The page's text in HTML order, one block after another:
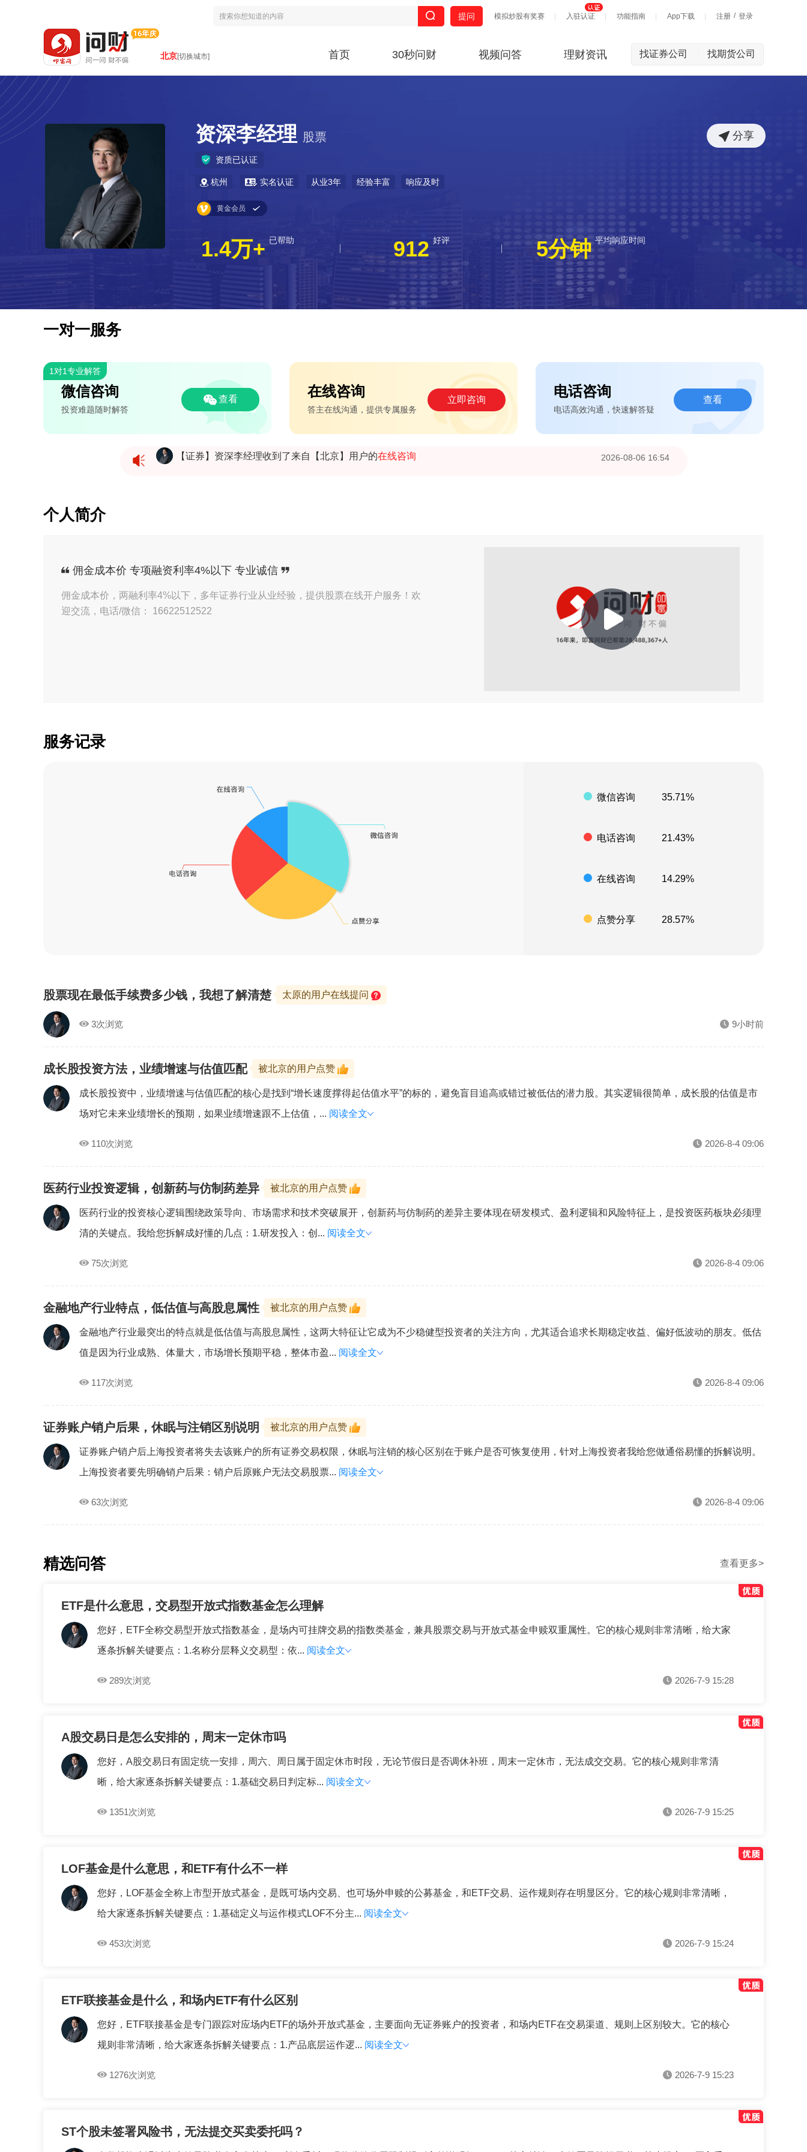
模拟炒股有奖赛 入驻认证 功能指南 App下载 注册 / 登录
提问
北京[切换城市] 首页 30秒问财 视频问答 理财资讯 找证券公司 找期货公司
资深李经理 股票
资质已认证
杭州 实名认证 从业3年 经验丰富 响应及时
黄金会员
1.4万+ 已帮助 912 好评 5分钟 平均响应时间
分享
一对一服务
1对1专业解答
微信咨询
投资难题随时解答
查看 在线咨询
答主在线沟通，提供专属服务
立即咨询
电话咨询
电话高效沟通，快速解答疑
查看
【证券】资深李经理收到了来自【北京】用户的在线咨询 2026-08-06 14:33
【证券】资深李经理收到了来自【北京】用户的 2026-08-05 17:29
2026-08-05 17:29
【证券】资深李经理收到了来自【北京】用户的 2026-08-06 16:54
个人简介
佣金成本价 专项融资利率4%以下 专业诚信
佣金成本价，两融利率4%以下，多年证券行业从业经验，提供股票在线开户服务！欢
迎交流，电话/微信： 16622512522
Play
服务记录
微信咨询 35.71%
电话咨询 21.43%
在线咨询 14.29%
点赞分享 28.57%
股票现在最低手续费多少钱，我想了解清楚 太原的用户在线提问
3次浏览 9小时前
成长股投资方法，业绩增速与估值匹配 被北京的用户点赞
成长股投资中，业绩增速与估值匹配的核心是找到“增长速度撑得起估值水平”的标的，避免盲目追高或错过被低估的潜力股。其实逻辑很简单，成长股的估值是市
场对它未来业绩增长的预期，如果业绩增速跟不上估值，... 阅读全文
110次浏览 2026-8-4 09:06
医药行业投资逻辑，创新药与仿制药差异 被北京的用户点赞
医药行业的投资核心逻辑围绕政策导向、市场需求和技术突破展开，创新药与仿制药的差异主要体现在研发模式、盈利逻辑和风险特征上，是投资医药板块必须理
清的关键点。我给您拆解成好懂的几点：1.研发投入：创... 阅读全文
75次浏览 2026-8-4 09:06
金融地产行业特点，低估值与高股息属性 被北京的用户点赞
金融地产行业最突出的特点就是低估值与高股息属性，这两大特征让它成为不少稳健型投资者的关注方向，尤其适合追求长期稳定收益、偏好低波动的朋友。低估
值是因为行业成熟、体量大，市场增长预期平稳，整体市盈... 阅读全文
117次浏览 2026-8-4 09:06
证券账户销户后果，休眠与注销区别说明 被北京的用户点赞
证券账户销户后上海投资者将失去该账户的所有证券交易权限，休眠与注销的核心区别在于账户是否可恢复使用，针对上海投资者我给您做通俗易懂的拆解说明。
上海投资者要先明确销户后果：销户后原账户无法交易股票... 阅读全文
63次浏览 2026-8-4 09:06
精选问答 查看更多>
ETF是什么意思，交易型开放式指数基金怎么理解
您好，ETF全称交易型开放式指数基金，是场内可挂牌交易的指数类基金，兼具股票交易与开放式基金申赎双重属性。它的核心规则非常清晰，给大家
逐条拆解关键要点：1.名称分层释义交易型：依... 阅读全文
289次浏览 2026-7-9 15:28
A股交易日是怎么安排的，周末一定休市吗
您好，A股交易日有固定统一安排，周六、周日属于固定休市时段，无论节假日是否调休补班，周末一定休市，无法成交交易。它的核心规则非常清
晰，给大家逐条拆解关键要点：1.基础交易日判定标... 阅读全文
1351次浏览 2026-7-9 15:25
LOF基金是什么意思，和ETF有什么不一样
您好，LOF基金全称上市型开放式基金，是既可场内交易、也可场外申赎的公募基金，和ETF交易、运作规则存在明显区分。它的核心规则非常清晰，
给大家逐条拆解关键要点：1.基础定义与运作模式LOF不分主... 阅读全文
453次浏览 2026-7-9 15:24
ETF联接基金是什么，和场内ETF有什么区别
您好，ETF联接基金是专门跟踪对应场内ETF的场外开放式基金，主要面向无证券账户的投资者，和场内ETF在交易渠道、规则上区别较大。它的核心
规则非常清晰，给大家逐条拆解关键要点：1.产品底层运作逻... 阅读全文
1276次浏览 2026-7-9 15:23
ST个股未签署风险书，无法提交买卖委托吗？